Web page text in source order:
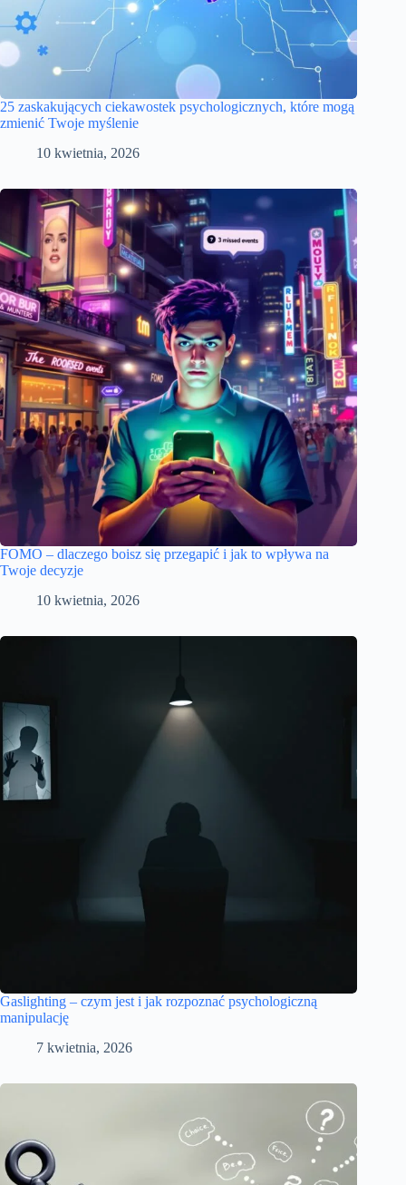
25 zaskakujących ciekawostek psychologicznych, które mogą
zmienić Twoje myślenie
10 kwietnia, 2026
FOMO – dlaczego boisz się przegapić i jak to wpływa na
Twoje decyzje
10 kwietnia, 2026
Gaslighting – czym jest i jak rozpoznać psychologiczną
manipulację
7 kwietnia, 2026